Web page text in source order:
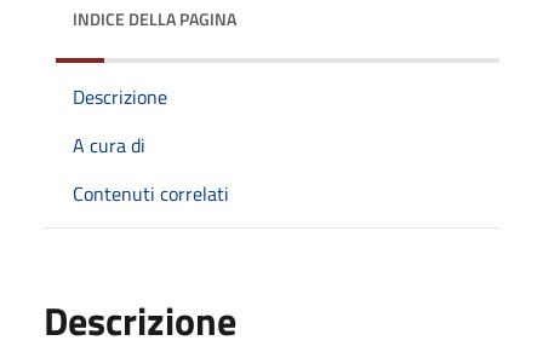
INDICE DELLA PAGINA
Descrizione
A cura di
Contenuti correlati
Descrizione